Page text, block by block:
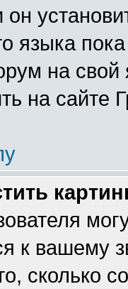
языка
на
на сайте
к вашему
сколько